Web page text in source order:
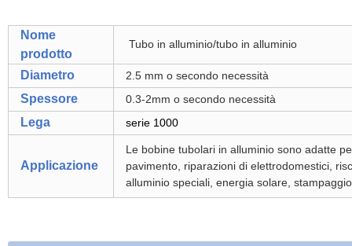
Nome
prodotto
Tubo in alluminio/tubo in alluminio
Diametro 2.5 mm o secondo necessità
Spessore 0.3-2mm o secondo necessità
Lega serie 1000
Applicazione
Le bobine tubolari in alluminio sono adatte
pavimento, riparazioni di elettrodomestici,
alluminio speciali, energia solare,